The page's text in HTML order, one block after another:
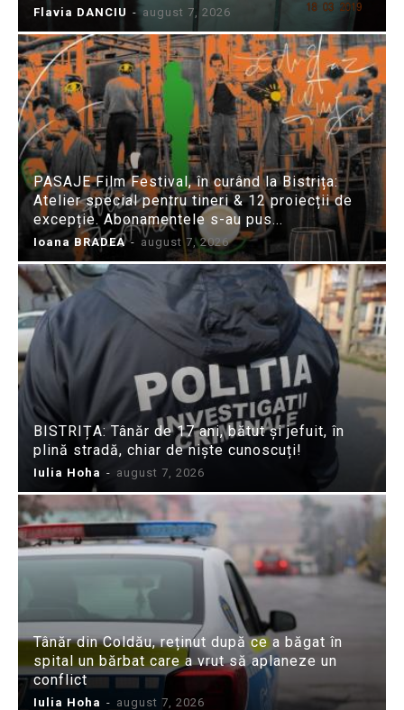
Flavia DANCIU - august 7, 2026
PASAJE Film Festival, în curând la Bistrița:
Atelier special pentru tineri & 12 proiecții de
excepție. Abonamentele s-au pus...
Ioana BRADEA - august 7, 2026
BISTRIȚA: Tânăr de 17 ani, bătut și jefuit, în
plină stradă, chiar de niște cunoscuți!
Iulia Hoha - august 7, 2026
Tânăr din Coldău, reținut după ce a băgat în
spital un bărbat care a vrut să aplaneze un
conflict
Iulia Hoha - august 7, 2026